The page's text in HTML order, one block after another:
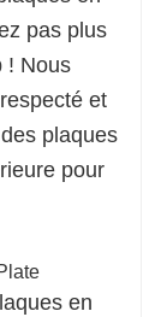
pas plus
! Nous
et
plaques
pour
en